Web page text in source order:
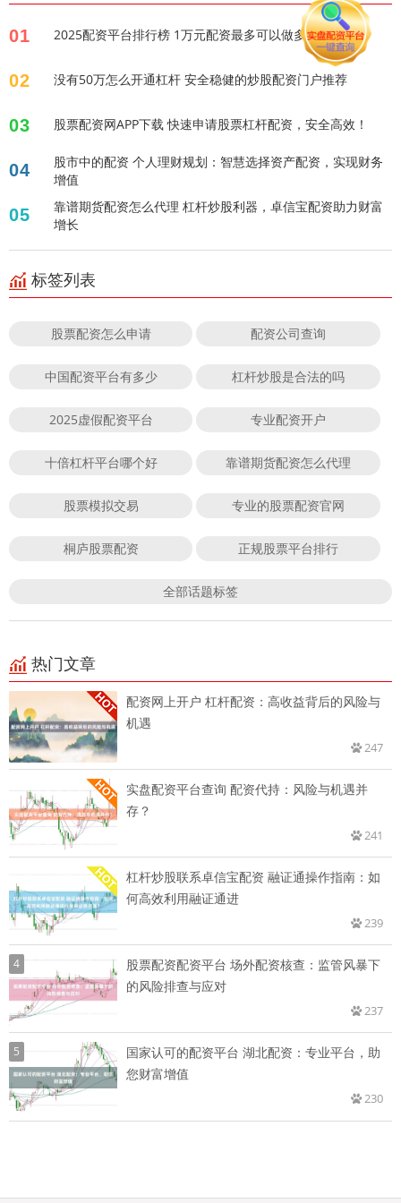
01 2025配资平台排行榜 1万元配资最多可以做多少？
02 没有50万怎么开通杠杆 安全稳健的炒股配资门户推荐
03 股票配资网APP下载 快速申请股票杠杆配资，安全高效！
04
股市中的配资 个人理财规划：智慧选择资产配资，实现财务
增值
05
靠谱期货配资怎么代理 杠杆炒股利器，卓信宝配资助力财富
增长
标签列表
股票配资怎么申请 配资公司查询
中国配资平台有多少 杠杆炒股是合法的吗
2025虚假配资平台 专业配资开户
十倍杠杆平台哪个好 靠谱期货配资怎么代理
股票模拟交易 专业的股票配资官网
桐庐股票配资 正规股票平台排行
全部话题标签
热门文章
配资网上开户 杠杆配资：高收益背后的风险与
机遇
247
实盘配资平台查询 配资代持：风险与机遇并
存？
241
杠杆炒股联系卓信宝配资 融证通操作指南：如
何高效利用融证通进
239
4
股票配资配资平台 场外配资核查：监管风暴下
的风险排查与应对
237
5
国家认可的配资平台 湖北配资：专业平台，助
您财富增值
230